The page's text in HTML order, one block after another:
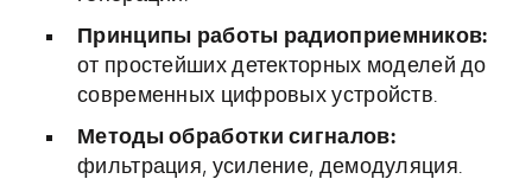
Принципы работы радиоприемников:
от простейших детекторных моделей до
современных цифровых устройств.
Методы обработки сигналов:
фильтрация, усиление, демодуляция.